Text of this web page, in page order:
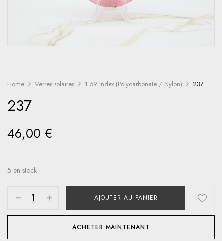
Home Verres solaires 1.59 Index (Polycarbonate / Nylon) 237
237
46,00 €
5 en stock
AJOUTER AU PANIER
ACHETER MAINTENANT